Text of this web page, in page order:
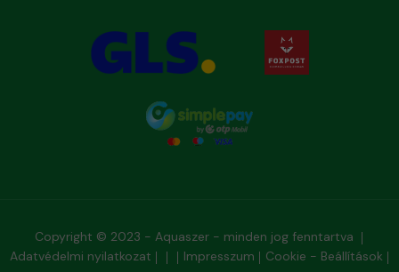
Copyright © 2023 - Aquaszer - minden jog fenntartva
Adatvédelmi nyilatkozat
Impresszum Cookie - Beállítások